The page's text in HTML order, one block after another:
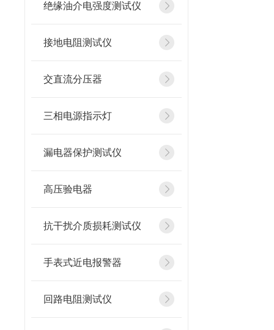
绝缘油介电强度测试仪
接地电阻测试仪
交直流分压器
三相电源指示灯
漏电器保护测试仪
高压验电器
抗干扰介质损耗测试仪
手表式近电报警器
回路电阻测试仪